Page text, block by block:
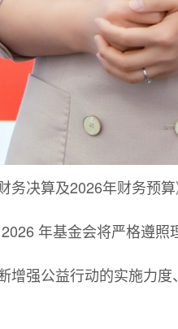
决算及2026年财务预
年基金会将严格遵照
增强公益行动的实施力